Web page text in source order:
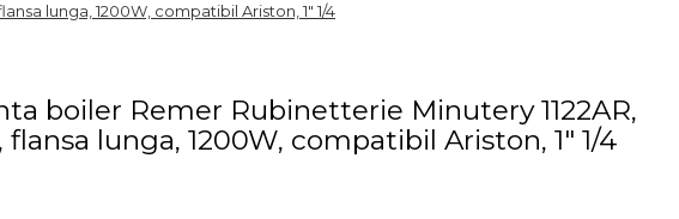
lunga, 1200W, compatibil Ariston, 1" 1/4
boiler Remer Rubinetterie Minutery 1122AR,
lunga, 1200W, compatibil Ariston, 1" 1/4